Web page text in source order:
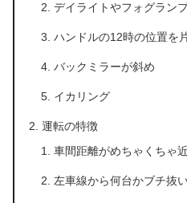
デイライトやフォグラン
ハンドルの12時の位置を
バックミラーが斜め
イカリング
運転の特徴
車間距離がめちゃくちゃ
左車線から何台かブチ抜